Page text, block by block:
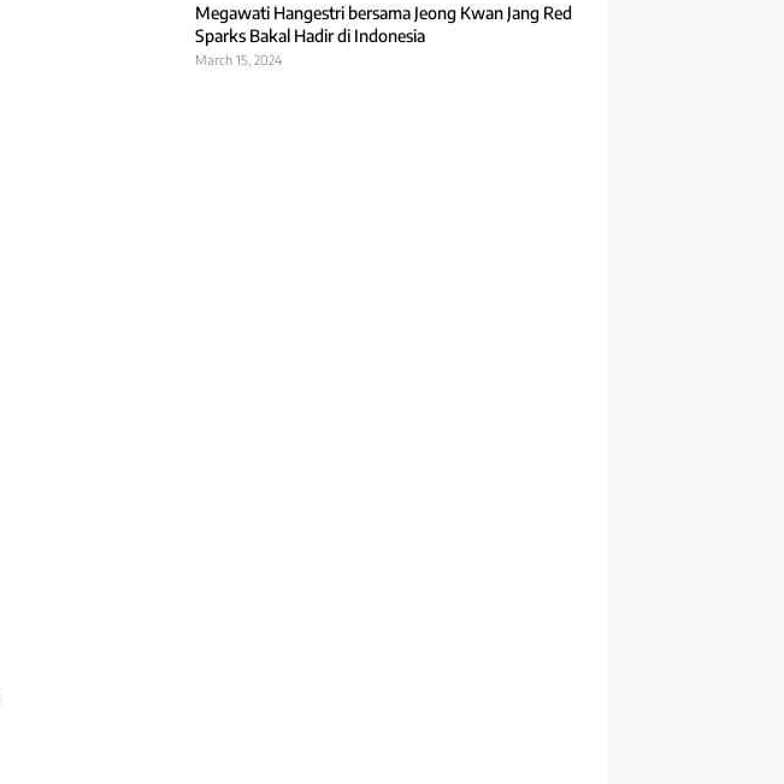
Megawati Hangestri bersama Jeong Kwan Jang Red
Sparks Bakal Hadir di Indonesia
March 15, 2024